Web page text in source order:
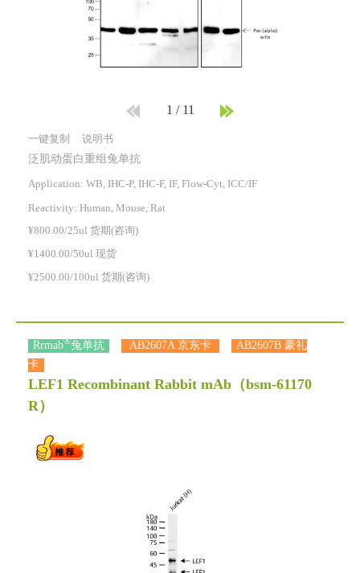
1 / 11
一键复制 说明书
泛肌动蛋白重组兔单抗
Application: WB, IHC-P, IHC-F, IF, Flow-Cyt, ICC/IF
Reactivity: Human, Mouse, Rat
¥800.00/25ul 货期(咨询)
¥1400.00/50ul 现货
¥2500.00/100ul 货期(咨询)
Rrmab®兔单抗 AB2607A 京东卡
AB2607B 豪礼
卡
LEF1 Recombinant Rabbit mAb （bsm-61170
R）